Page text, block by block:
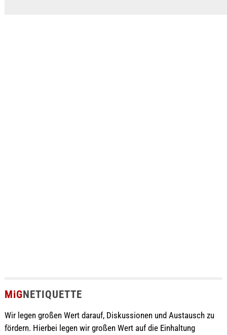
MiGNETIQUETTE
Wir legen großen Wert darauf, Diskussionen und Austausch zu
fördern. Hierbei legen wir großen Wert auf die Einhaltung